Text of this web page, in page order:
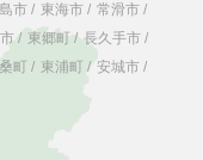
市 / 東海市 / 常滑市 /
/ 東郷町 / 長久手市 /
町 / 東浦町 / 安城市 /